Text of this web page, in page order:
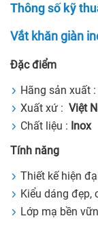
Thông số kỹ
Vắt khăn giàn
Đặc điểm
Hãng sản xuất :
Xuất xứ : Việt
Chất liệu : Inox
Tính năng
Thiết kế hiện
Kiểu dáng đẹp,
Lớp mạ bền